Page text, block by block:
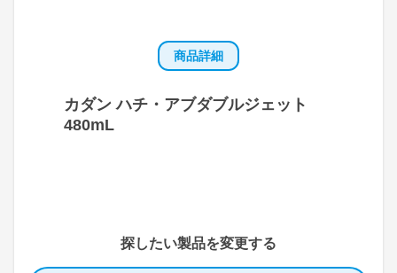
商品詳細
カダン ハチ・アブダブルジェット
480mL
探したい製品を変更する